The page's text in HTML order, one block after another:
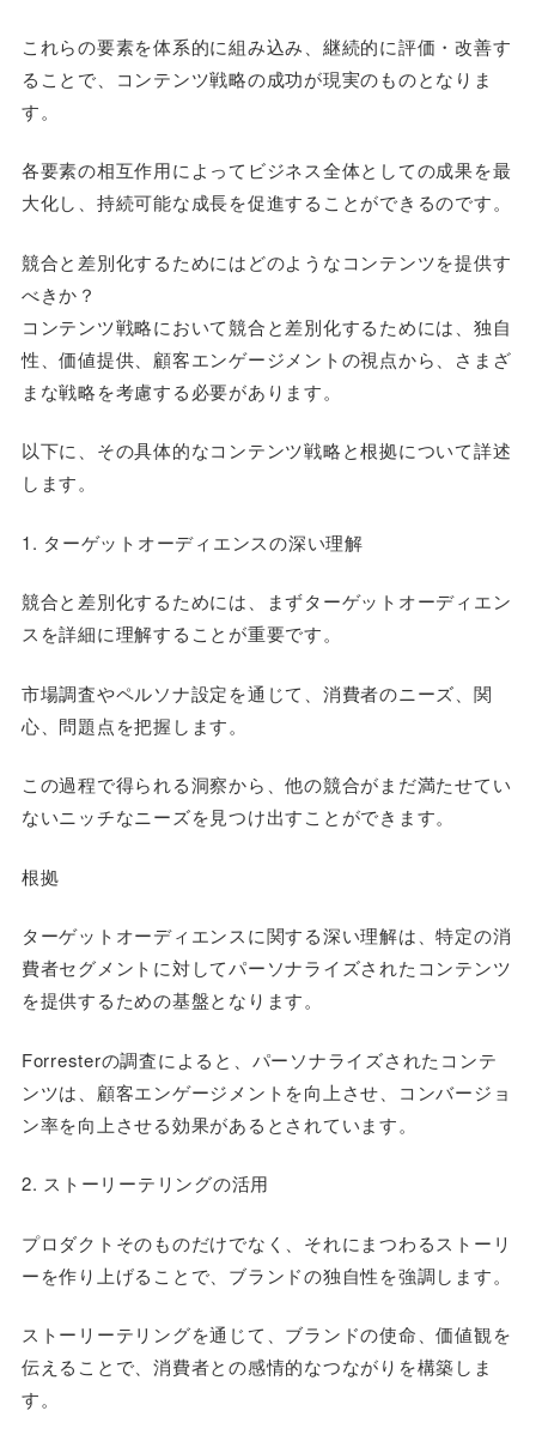
これらの要素を体系的に組み込み、継続的に評価・改善す
ることで、コンテンツ戦略の成功が現実のものとなりま
す。
各要素の相互作用によってビジネス全体としての成果を最
大化し、持続可能な成長を促進することができるのです。
競合と差別化するためにはどのようなコンテンツを提供す
べきか？
コンテンツ戦略において競合と差別化するためには、独自
性、価値提供、顧客エンゲージメントの視点から、さまざ
まな戦略を考慮する必要があります。
以下に、その具体的なコンテンツ戦略と根拠について詳述
します。
1. ターゲットオーディエンスの深い理解
競合と差別化するためには、まずターゲットオーディエン
スを詳細に理解することが重要です。
市場調査やペルソナ設定を通じて、消費者のニーズ、関
心、問題点を把握します。
この過程で得られる洞察から、他の競合がまだ満たせてい
ないニッチなニーズを見つけ出すことができます。
根拠
ターゲットオーディエンスに関する深い理解は、特定の消
費者セグメントに対してパーソナライズされたコンテンツ
を提供するための基盤となります。
Forresterの調査によると、パーソナライズされたコンテ
ンツは、顧客エンゲージメントを向上させ、コンバージョ
ン率を向上させる効果があるとされています。
2. ストーリーテリングの活用
プロダクトそのものだけでなく、それにまつわるストーリ
ーを作り上げることで、ブランドの独自性を強調します。
ストーリーテリングを通じて、ブランドの使命、価値観を
伝えることで、消費者との感情的なつながりを構築しま
す。